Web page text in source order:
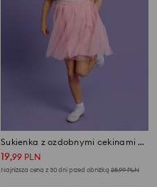
Sukienka z ozdobnymi cekinami wykończona tiulem
19,99 PLN
Najniższa cena z 30 dni przed obniżką 25,99PLN